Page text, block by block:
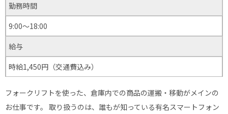
勤務時間
9:00～18:00
給与
時給1,450円（交通費込み）
フォークリフトを使った、倉庫内での商品の運搬・移動がメインの
お仕事です。 取り扱うのは、誰もが知っている有名スマートフォン